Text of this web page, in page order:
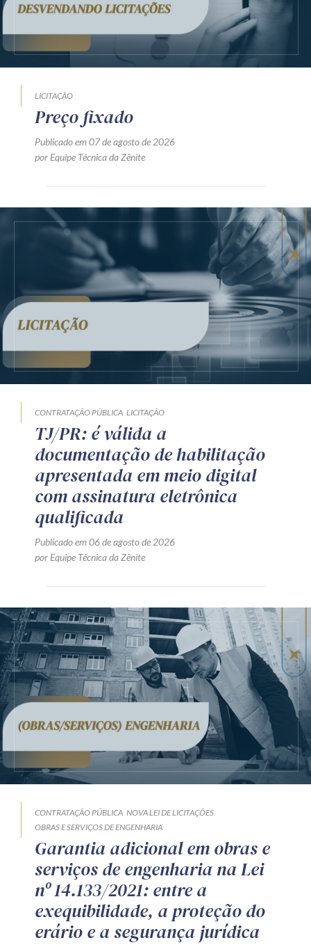
LICITAÇÃO
Preço fixado
Publicado em 07 de agosto de 2026
por Equipe Técnica da Zênite
CONTRATAÇÃO PÚBLICA LICITAÇÃO
TJ/PR: é válida a
documentação de habilitação
apresentada em meio digital
com assinatura eletrônica
qualificada
Publicado em 06 de agosto de 2026
por Equipe Técnica da Zênite
CONTRATAÇÃO PÚBLICA NOVA LEI DE LICITAÇÕES
OBRAS E SERVIÇOS DE ENGENHARIA
Garantia adicional em obras e
serviços de engenharia na Lei
nº 14.133/2021: entre a
exequibilidade, a proteção do
erário e a segurança jurídica